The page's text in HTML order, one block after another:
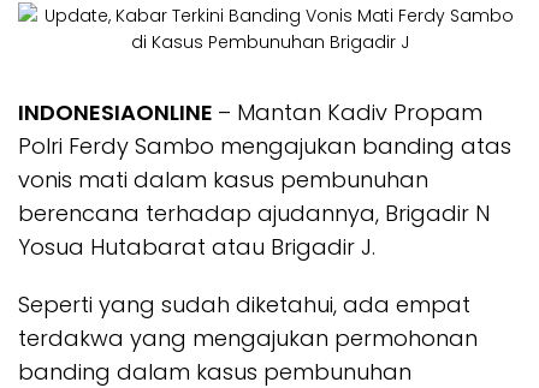
INDONESIAONLINE – Mantan Kadiv Propam
Polri Ferdy Sambo mengajukan banding atas
vonis mati dalam kasus pembunuhan
berencana terhadap ajudannya, Brigadir N
Yosua Hutabarat atau Brigadir J.
Seperti yang sudah diketahui, ada empat
terdakwa yang mengajukan permohonan
banding dalam kasus pembunuhan